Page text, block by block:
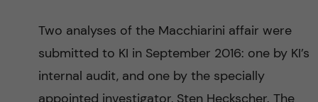
Two analyses of the Macchiarini affair were
submitted to KI in September 2016: one by KI’s
internal audit, and one by the specially
appointed investigator, Sten Heckscher. The